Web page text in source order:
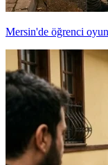
Mersin'de öğrenci